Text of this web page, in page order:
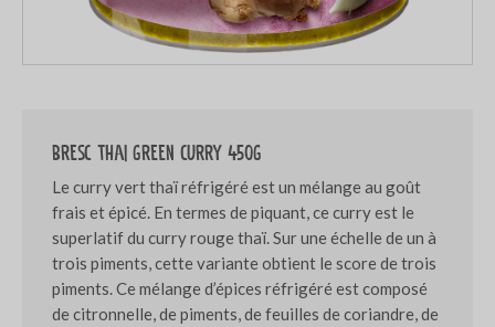
Bresc Thai green curry 450g
Le curry vert thaï réfrigéré est un mélange au goût
frais et épicé. En termes de piquant, ce curry est le
superlatif du curry rouge thaï. Sur une échelle de un à
trois piments, cette variante obtient le score de trois
piments. Ce mélange d’épices réfrigéré est composé
de citronnelle, de piments, de feuilles de coriandre, de